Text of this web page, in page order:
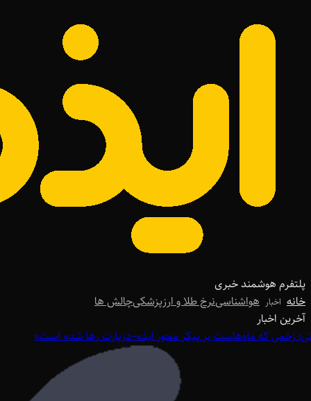
پلتفرم هوشمند خبری
خانه اخبار هواشناسینرخ طلا و ارزپزشکیچالش ها
آخرین اخبار
زخمی که ماه‌هاست بر پیکر محور ایذه–دزپارت رها شده است»